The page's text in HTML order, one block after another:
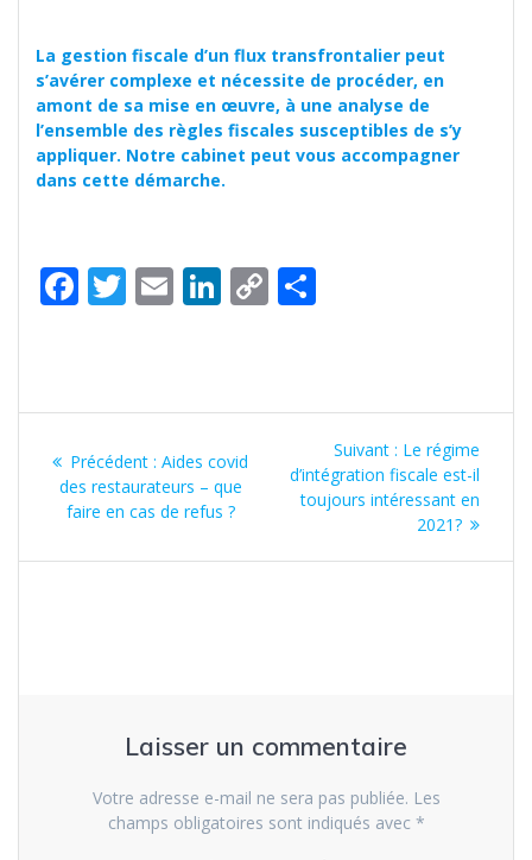
La gestion fiscale d’un flux transfrontalier peut
s’avérer complexe et nécessite de procéder, en
amont de sa mise en œuvre, à une analyse de
l’ensemble des règles fiscales susceptibles de s’y
appliquer. Notre cabinet peut vous accompagner
dans cette démarche.
F
b
o
k
T
er
E
l
Li
e
n
C
y
n
g
er
de
l’article
Précédent : Article
précédent
:
Aides covid
des restaurateurs – que
faire en cas de refus ?
Suivant : Article
suivant
:
Le régime
d’intégration fiscale est-il
toujours intéressant en
2021?
Laisser un commentaire
Votre adresse e-mail ne sera pas publiée. Les
champs obligatoires sont indiqués avec *